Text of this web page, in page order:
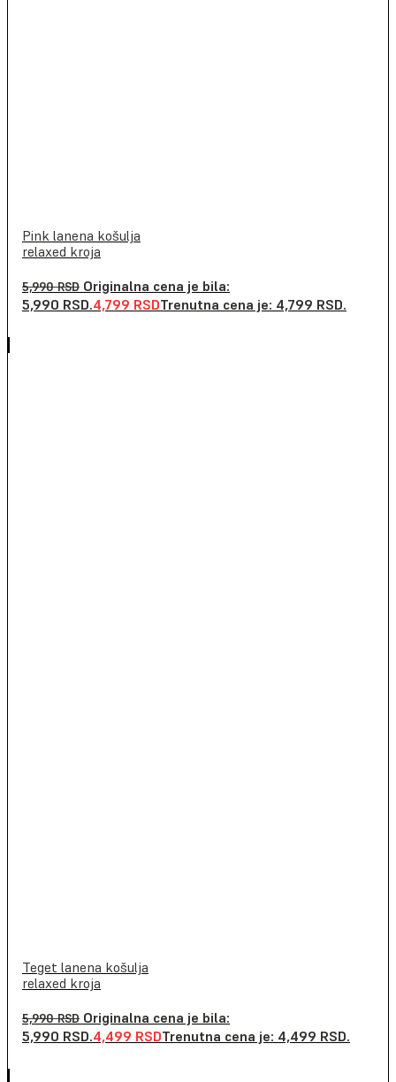
Pink lanena košulja
relaxed kroja
5,990RSD Originalna cena je bila:
5,990 RSD.4,799 RSDTrenutna cena je: 4,799 RSD.
Teget lanena košulja
relaxed kroja
5,990RSD Originalna cena je bila:
5,990 RSD.4,499 RSDTrenutna cena je: 4,499 RSD.